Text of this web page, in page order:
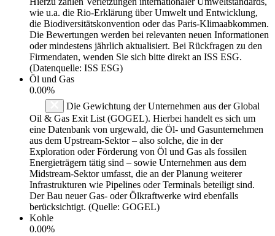
wie u.a. die Rio-Erklärung über Umwelt und Entwicklung,
die Biodiversitätskonvention oder das Paris-Klimaabkommen.
Die Bewertungen werden bei relevanten neuen Informationen
oder mindestens jährlich aktualisiert. Bei Rückfragen zu den
Firmendaten, wenden Sie sich bitte direkt an ISS ESG.
(Datenquelle: ISS ESG)
Öl und Gas
0.00%
Die Gewichtung der Unternehmen aus der Global
Oil & Gas Exit List (GOGEL). Hierbei handelt es sich um
eine Datenbank von urgewald, die Öl- und Gasunternehmen
aus dem Upstream-Sektor – also solche, die in der
Exploration oder Förderung von Öl und Gas als fossilen
Energieträgern tätig sind – sowie Unternehmen aus dem
Midstream-Sektor umfasst, die an der Planung weiterer
Infrastrukturen wie Pipelines oder Terminals beteiligt sind.
Der Bau neuer Gas- oder Ölkraftwerke wird ebenfalls
berücksichtigt. (Quelle: GOGEL)
Kohle
0.00%